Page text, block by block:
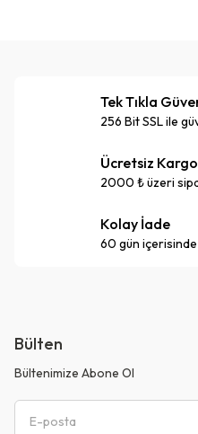
Tek Tıkla
256 Bit SSL ile
Ücretsiz Kargo
2000 ₺ üzeri
Kolay İade
60 gün
Bülten
Bültenimize Abone Ol